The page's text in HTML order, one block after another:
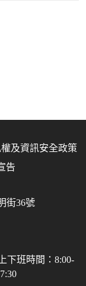
權及資訊安全政策
告
街36號
下班時間：8:00-